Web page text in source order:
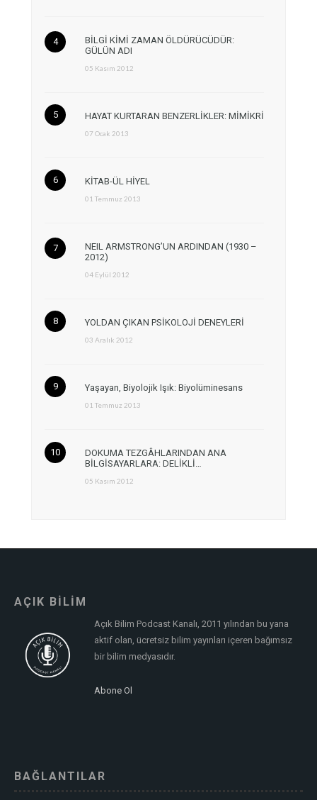
BİLGİ KİMİ ZAMAN ÖLDÜRÜCÜDÜR:
GÜLÜN ADI
05 Kasım 2012
HAYAT KURTARAN BENZERLİKLER: MİMİKRİ
07 Ocak 2013
KİTAB-ÜL HİYEL
01 Temmuz 2013
NEIL ARMSTRONG’UN ARDINDAN (1930 –
2012)
04 Eylül 2012
YOLDAN ÇIKAN PSİKOLOJİ DENEYLERİ
03 Aralık 2012
Yaşayan, Biyolojik Işık: Biyolüminesans
01 Temmuz 2013
DOKUMA TEZGÂHLARINDAN ANA
BİLGİSAYARLARA: DELİKLİ…
05 Kasım 2012
AÇIK BİLİM
Açık Bilim Podcast Kanalı, 2011 yılından bu yana
aktif olan, ücretsiz bilim yayınları içeren bağımsız
bir bilim medyasıdır.
Abone Ol
BAĞLANTILAR